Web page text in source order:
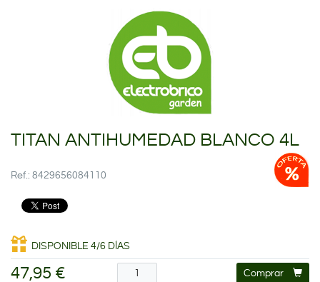
TITAN ANTIHUMEDAD BLANCO 4L
Ref.: 8429656084110
DISPONIBLE 4/6 DÍAS
47,95 € Comprar